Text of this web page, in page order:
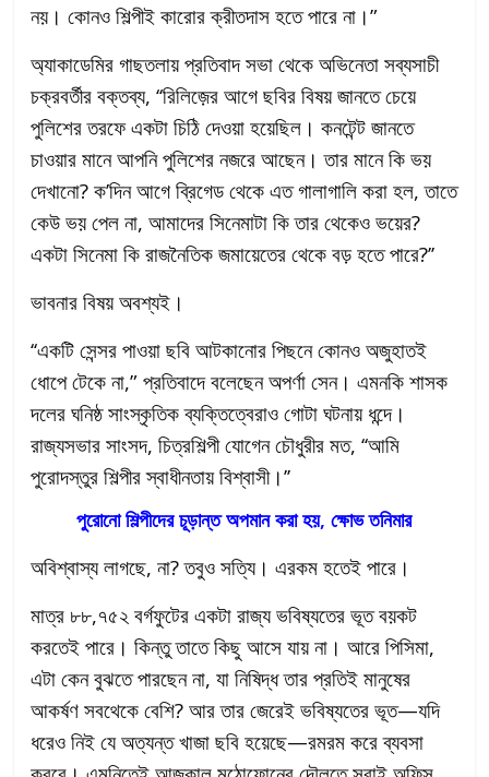
নয়। কোনও শিল্পীই কারোর ক্রীতদাস হতে পারে না।”
অ্যাকাডেমির গাছতলায় প্রতিবাদ সভা থেকে অভিনেতা সব্যসাচী
চক্রবর্তীর বক্তব্য, ‘‘রিলিজ়ের আগে ছবির বিষয় জানতে চেয়ে
পুলিশের তরফে একটা চিঠি দেওয়া হয়েছিল। কনটেন্ট জানতে
চাওয়ার মানে আপনি পুলিশের নজরে আছেন। তার মানে কি ভয়
দেখানো? ক’দিন আগে ব্রিগেড থেকে এত গালাগালি করা হল, তাতে
কেউ ভয় পেল না, আমাদের সিনেমাটা কি তার থেকেও ভয়ের?
একটা সিনেমা কি রাজনৈতিক জমায়েতের থেকে বড় হতে পারে?’’
ভাবনার বিষয় অবশ্যই।
‘‘একটি সেন্সর পাওয়া ছবি আটকানোর পিছনে কোনও অজুহাতই
ধোপে টেকে না,” প্রতিবাদে বলেছেন অপর্ণা সেন। এমনকি শাসক
দলের ঘনিষ্ঠ সাংস্কৃতিক ব্যক্তিত্বেরাও গোটা ঘটনায় ধন্দে।
রাজ্যসভার সাংসদ, চিত্রশিল্পী যোগেন চৌধুরীর মত, ‘‘আমি
পুরোদস্তুর শিল্পীর স্বাধীনতায় বিশ্বাসী।’’
পুরোনো শিল্পীদের চূড়ান্ত অপমান করা হয়, ক্ষোভ তনিমার
অবিশ্বাস্য লাগছে, না? তবুও সত্যি। এরকম হতেই পারে।
মাত্র ৮৮,৭৫২ বর্গফুটের একটা রাজ্য ভবিষ্যতের ভূত বয়কট
করতেই পারে। কিন্তু তাতে কিছু আসে যায় না। আরে পিসিমা,
এটা কেন বুঝতে পারছেন না, যা নিষিদ্ধ তার প্রতিই মানুষের
আকর্ষণ সবথেকে বেশি? আর তার জেরেই ভবিষ্যতের ভূত—যদি
ধরেও নিই যে অত্যন্ত খাজা ছবি হয়েছে—রমরম করে ব্যবসা